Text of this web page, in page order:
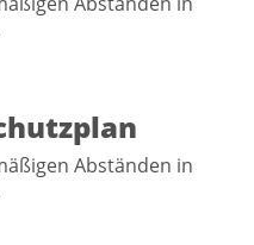
Abständen in